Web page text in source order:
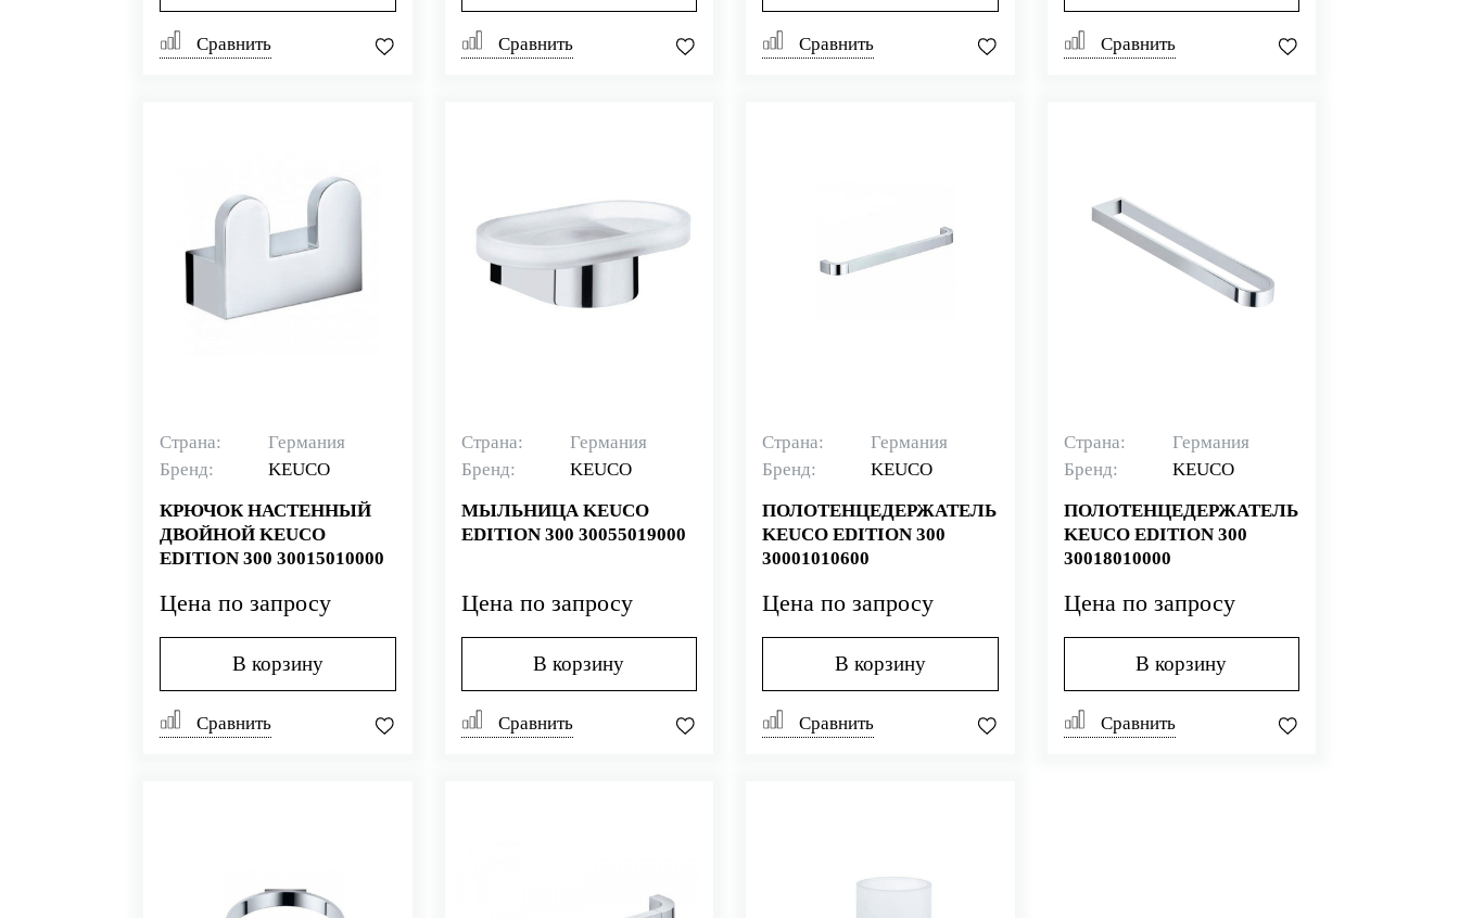
Сравнить Сравнить Сравнить Сравнить
Страна:
Германия
Бренд:
KEUCO
КРЮЧОК НАСТЕННЫЙ
ДВОЙНОЙ KEUCO
EDITION 300 30015010000
Цена по запросу
В корзину
Сравнить
Страна:
Германия
Бренд:
KEUCO
МЫЛЬНИЦА KEUCO
EDITION 300 30055019000
Цена по запросу
В корзину
Сравнить
Страна:
Германия
Бренд:
KEUCO
ПОЛОТЕНЦЕДЕРЖАТЕЛЬ
KEUCO EDITION 300
30001010600
Цена по запросу
В корзину
Сравнить
Страна:
Германия
Бренд:
KEUCO
ПОЛОТЕНЦЕДЕРЖАТЕЛЬ
KEUCO EDITION 300
30018010000
Цена по запросу
В корзину
Сравнить